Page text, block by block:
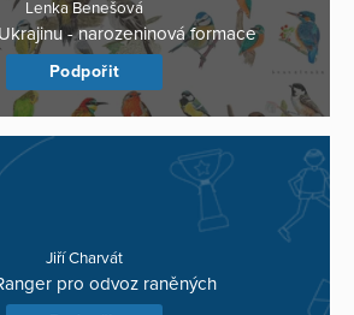
Lenka Benešová
- narozeninová formace
Podpořit
Jiří Charvát
pro odvoz raněných